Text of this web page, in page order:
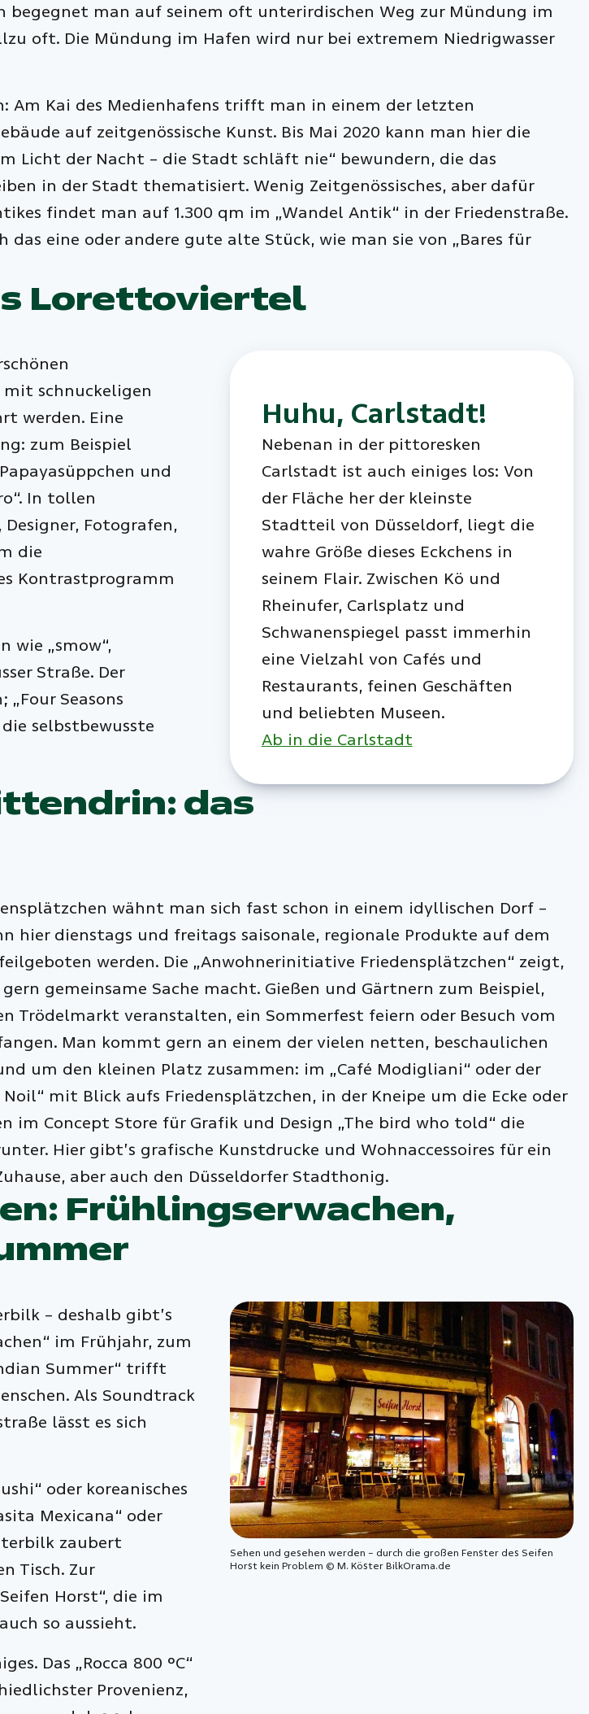
begegnet man auf seinem oft unterirdischen Weg zur Mündung im
oft. Die Mündung im Hafen wird nur bei extremem Niedrigwasser
Am Kai des Medienhafens trifft man in einem der letzten
auf zeitgenössische Kunst. Bis Mai 2020 kann man hier die
Licht der Nacht – die Stadt schläft nie“ bewundern, die das
in der Stadt thematisiert. Wenig Zeitgenössisches, aber dafür
findet man auf 1.300 qm im „Wandel Antik“ in der Friedenstraße.
das eine oder andere gute alte Stück, wie man sie von „Bares für
Lorettoviertel
schnuckeligen
werden. Eine
zum Beispiel
und
In tollen
Fotografen,
die
Kontrastprogramm
wie „smow“,
Straße. Der
Seasons
selbstbewusste
Huhu, Carlstadt!
Nebenan in der pittoresken
Carlstadt ist auch einiges los: Von
der Fläche her der kleinste
Stadtteil von Düsseldorf, liegt die
wahre Größe dieses Eckchens in
seinem Flair. Zwischen Kö und
Rheinufer, Carlsplatz und
Schwanenspiegel passt immerhin
eine Vielzahl von Cafés und
Restaurants, feinen Geschäften
und beliebten Museen.
Ab in die Carlstadt
das
wähnt man sich fast schon in einem idyllischen Dorf –
hier dienstags und freitags saisonale, regionale Produkte auf dem
werden. Die „Anwohnerinitiative Friedensplätzchen“ zeigt,
gemeinsame Sache macht. Gießen und Gärtnern zum Beispiel,
Trödelmarkt veranstalten, ein Sommerfest feiern oder Besuch vom
Man kommt gern an einem der vielen netten, beschaulichen
um den kleinen Platz zusammen: im „Café Modigliani“ oder der
Noil“ mit Blick aufs Friedensplätzchen, in der Kneipe um die Ecke oder
im Concept Store für Grafik und Design „The bird who told“ die
Hier gibt’s grafische Kunstdrucke und Wohnaccessoires für ein
aber auch den Düsseldorfer Stadthonig.
Frühlingserwachen,
– deshalb gibt’s
im Frühjahr, zum
Summer“ trifft
Als Soundtrack
lässt es sich
oder koreanisches
Mexicana“ oder
zaubert
Tisch. Zur
Horst“, die im
so aussieht.
Das „Rocca 800 °C“
Provenienz,
Sehen und gesehen werden – durch die großen Fenster des Seifen
Horst kein Problem © M. Köster BilkOrama.de